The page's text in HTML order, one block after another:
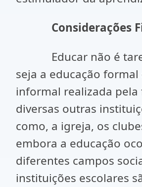
Considerações
Educar não é
seja a educação formal
informal realizada pela
diversas outras
como, a igreja, os
embora a educação
diferentes campos
instituições escolares